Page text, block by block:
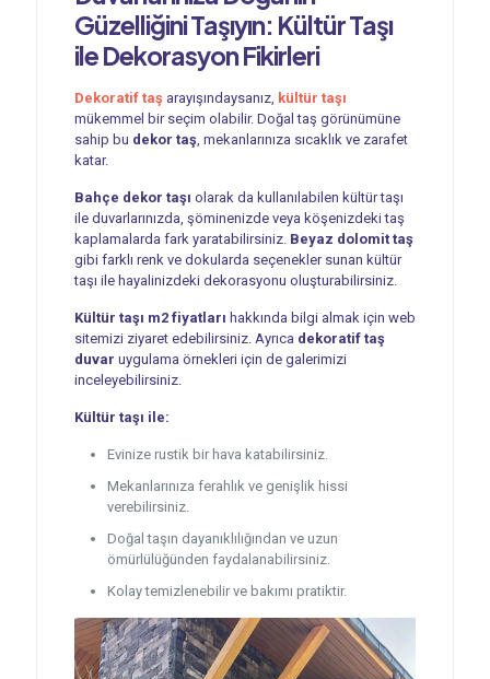
Güzelliğini Taşıyın: Kültür Taşı
ile Dekorasyon Fikirleri
Dekoratif taş arayışındaysanız, kültür taşı
mükemmel bir seçim olabilir. Doğal taş görünümüne
sahip bu dekor taş , mekanlarınıza sıcaklık ve zarafet
katar.
Bahçe dekor taşı olarak da kullanılabilen kültür taşı
ile duvarlarınızda, şöminenizde veya köşenizdeki taş
kaplamalarda fark yaratabilirsiniz. Beyaz dolomit taş
gibi farklı renk ve dokularda seçenekler sunan kültür
taşı ile hayalinizdeki dekorasyonu oluşturabilirsiniz.
Kültür taşı m2 fiyatları hakkında bilgi almak için web
sitemizi ziyaret edebilirsiniz. Ayrıca dekoratif taş
duvar uygulama örnekleri için de galerimizi
inceleyebilirsiniz.
Kültür taşı ile:
Evinize rustik bir hava katabilirsiniz.
Mekanlarınıza ferahlık ve genişlik hissi
verebilirsiniz.
Doğal taşın dayanıklılığından ve uzun
ömürlülüğünden faydalanabilirsiniz.
Kolay temizlenebilir ve bakımı pratiktir.